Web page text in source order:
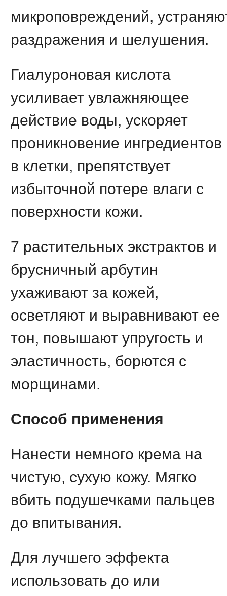
микроповреждений,
раздражения и шелушения.
Гиалуроновая кислота
усиливает увлажняющее
действие воды, ускоряет
проникновение ингредиентов
в клетки, препятствует
избыточной потере влаги с
поверхности кожи.
7 растительных экстрактов и
брусничный арбутин
ухаживают за кожей,
осветляют и выравнивают ее
тон, повышают упругость и
эластичность, борются с
морщинами.
Способ применения
Нанести немного крема на
чистую, сухую кожу. Мягко
вбить подушечками пальцев
до впитывания.
Для лучшего эффекта
использовать до или